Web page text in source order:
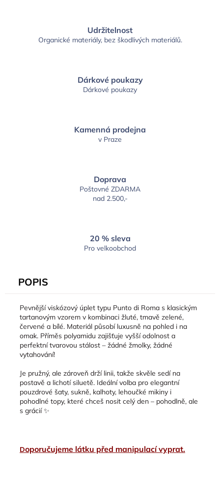
Udržitelnost
Organické materiály, bez škodlivých materiálů.
Dárkové poukazy
Dárkové poukazy
Kamenná prodejna
v Praze
Doprava
Poštovné ZDARMA
nad 2.500,-
20 % sleva
Pro velkoobchod
POPIS
Pevnější viskózový úplet typu Punto di Roma s klasickým
tartanovým vzorem v kombinaci žluté, tmavě zelené,
červené a bílé. Materiál působí luxusně na pohled i na
omak. Příměs polyamidu zajišťuje vyšší odolnost a
perfektní tvarovou stálost – žádné žmolky, žádné
vytahování!
Je pružný, ale zároveň drží linii, takže skvěle sedí na
postavě a lichotí siluetě. Ideální volba pro elegantní
pouzdrové šaty, sukně, kalhoty, lehoučké mikiny i
pohodlné topy, které chceš nosit celý den – pohodlně, ale
s grácií ✨
Doporučujeme látku před manipulací vyprat.